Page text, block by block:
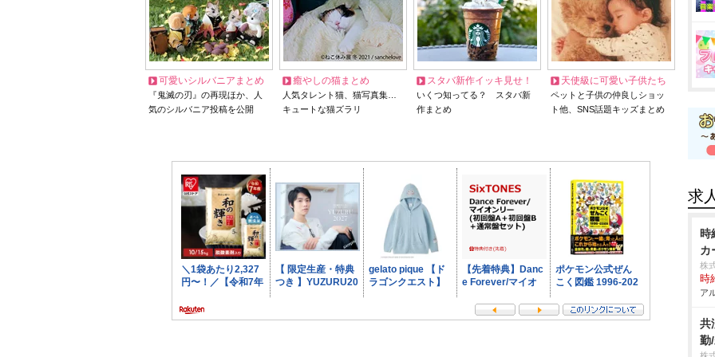
可愛いシルバニアまとめ
『鬼滅の刃』の再現ほか、人
気のシルバニア投稿を公開
癒やしの猫まとめ
人気タレント猫、猫写真集…
キュートな猫ズラリ
スタバ新作イッキ見せ！
いくつ知ってる？ スタバ新
作まとめ
天使級に可愛い子供たち
ペットと子供の仲良しショッ
ト他、SNS話題キッズまとめ
求
時
カ
株
時
ア
共
勤